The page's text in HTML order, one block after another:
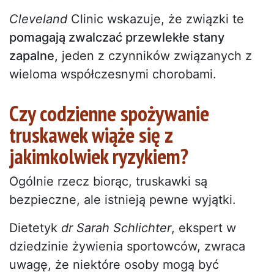
Cleveland Clinic wskazuje, że związki te
pomagają zwalczać przewlekłe stany
zapalne, jeden z czynników związanych z
wieloma współczesnymi chorobami.
Czy codzienne spożywanie
truskawek wiąże się z
jakimkolwiek ryzykiem?
Ogólnie rzecz biorąc, truskawki są
bezpieczne, ale istnieją pewne wyjątki.
Dietetyk dr Sarah Schlichter, ekspert w
dziedzinie żywienia sportowców, zwraca
uwagę, że niektóre osoby mogą być